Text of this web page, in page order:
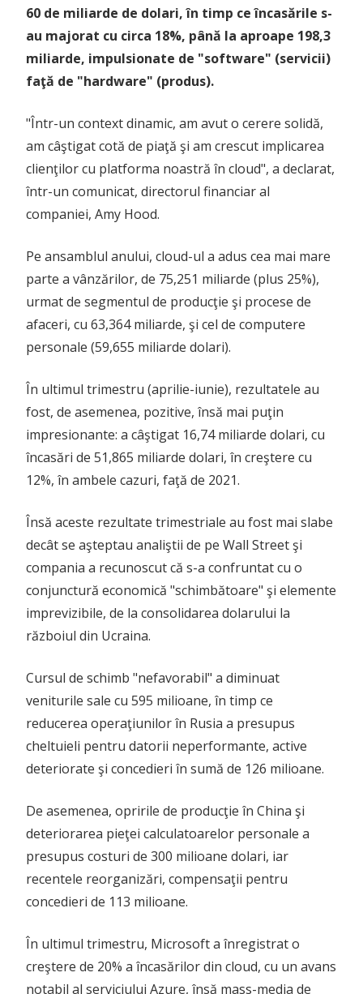
60 de miliarde de dolari, în timp ce încasările s-
au majorat cu circa 18%, până la aproape 198,3
miliarde, impulsionate de "software" (servicii)
faţă de "hardware" (produs).
"Într-un context dinamic, am avut o cerere solidă,
am câştigat cotă de piaţă şi am crescut implicarea
clienţilor cu platforma noastră în cloud", a declarat,
într-un comunicat, directorul financiar al
companiei, Amy Hood.
Pe ansamblul anului, cloud-ul a adus cea mai mare
parte a vânzărilor, de 75,251 miliarde (plus 25%),
urmat de segmentul de producţie şi procese de
afaceri, cu 63,364 miliarde, şi cel de computere
personale (59,655 miliarde dolari).
În ultimul trimestru (aprilie-iunie), rezultatele au
fost, de asemenea, pozitive, însă mai puţin
impresionante: a câştigat 16,74 miliarde dolari, cu
încasări de 51,865 miliarde dolari, în creştere cu
12%, în ambele cazuri, faţă de 2021.
Însă aceste rezultate trimestriale au fost mai slabe
decât se aşteptau analiştii de pe Wall Street şi
compania a recunoscut că s-a confruntat cu o
conjunctură economică "schimbătoare" şi elemente
imprevizibile, de la consolidarea dolarului la
războiul din Ucraina.
Cursul de schimb "nefavorabil" a diminuat
veniturile sale cu 595 milioane, în timp ce
reducerea operaţiunilor în Rusia a presupus
cheltuieli pentru datorii neperformante, active
deteriorate şi concedieri în sumă de 126 milioane.
De asemenea, opririle de producţie în China şi
deteriorarea pieţei calculatoarelor personale a
presupus costuri de 300 milioane dolari, iar
recentele reorganizări, compensaţii pentru
concedieri de 113 milioane.
În ultimul trimestru, Microsoft a înregistrat o
creştere de 20% a încasărilor din cloud, cu un avans
notabil al serviciului Azure, însă mass-media de